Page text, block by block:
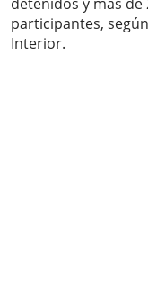
participantes,
Interior.